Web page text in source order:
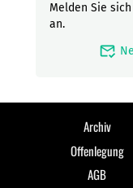
Melden Sie
an.
mark_email_read
Archiv
Offenlegung
AGB